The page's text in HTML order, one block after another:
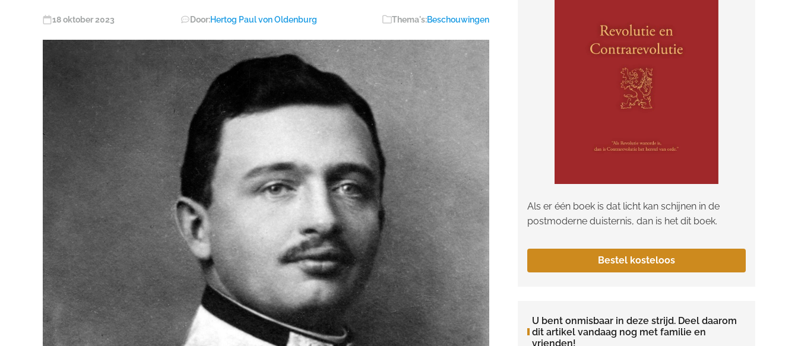
18 oktober 2023 Door:Hertog Paul von Oldenburg Thema's:Beschouwingen
Als er één boek is dat licht kan schijnen in de
postmoderne duisternis, dan is het dit boek.
Bestel kosteloos
U bent onmisbaar in deze strijd. Deel daarom
dit artikel vandaag nog met familie en
vrienden!